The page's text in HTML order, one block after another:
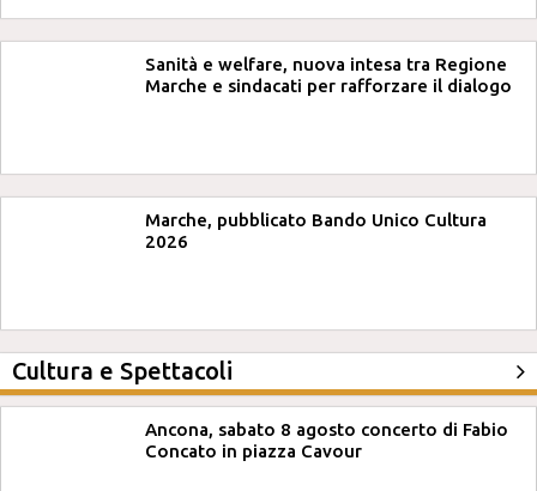
Sanità e welfare, nuova intesa tra Regione
Marche e sindacati per rafforzare il dialogo
Marche, pubblicato Bando Unico Cultura
2026
Cultura e Spettacoli
Ancona, sabato 8 agosto concerto di Fabio
Concato in piazza Cavour